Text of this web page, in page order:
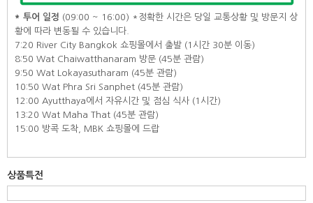
* 투어 일정 (09:00 ~ 16:00) *정확한 시간은 당일 교통상황 및 방문지 상
황에 따라 변동될 수 있습니다.
7:20 River City Bangkok 쇼핑몰에서 출발 (1시간 30분 이동)
8:50 Wat Chaiwatthanaram 방문 (45분 관람)
9:50 Wat Lokayasutharam (45분 관람)
10:50 Wat Phra Sri Sanphet (45분 관람)
12:00 Ayutthaya에서 자유시간 및 점심 식사 (1시간)
13:20 Wat Maha That (45분 관람)
15:00 방콕 도착, MBK 쇼핑몰에 드랍
상품특전